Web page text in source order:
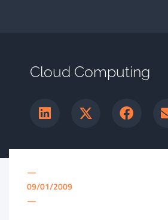
Cloud Computing
—
09/01/2009
—